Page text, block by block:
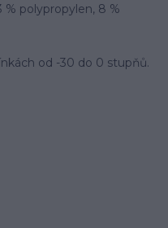
% polypropylen, 8 %
od -30 do 0 stupňů.